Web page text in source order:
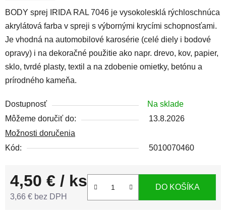
BODY sprej IRIDA RAL 7046 je vysokolesklá rýchloschnúca
akrylátová farba v spreji s výbornými krycími schopnosťami.
Je vhodná na automobilové karosérie (celé diely i bodové
opravy) i na dekoračné použitie ako napr. drevo, kov, papier,
sklo, tvrdé plasty, textil a na zdobenie omietky, betónu a
prírodného kameňa.
Dostupnosť
Na sklade
Môžeme doručiť do:
13.8.2026
Možnosti doručenia
Kód:
5010070460
4,50 € / ks
3,66 € bez DPH
DO KOŠÍKA